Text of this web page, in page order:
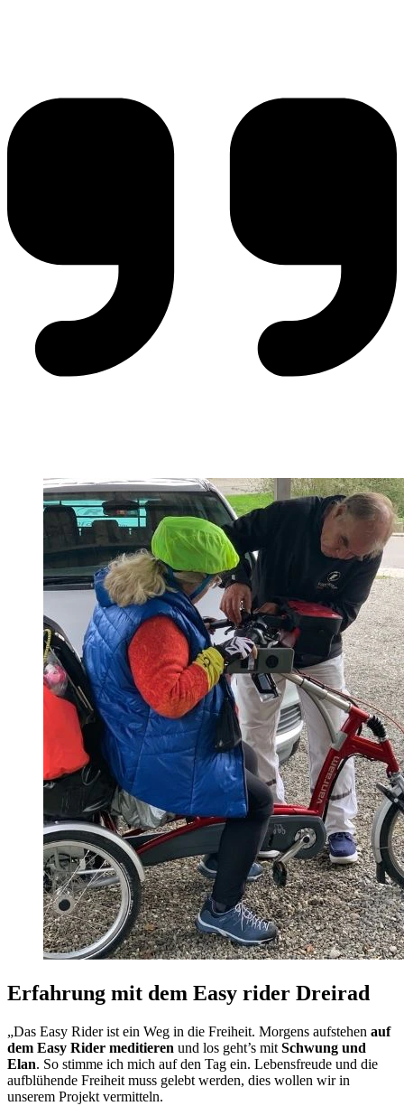
Erfahrung mit dem Easy rider Dreirad
„Das Easy Rider ist ein Weg in die Freiheit. Morgens aufstehen auf
dem Easy Rider meditieren und los geht’s mit Schwung und
Elan. So stimme ich mich auf den Tag ein. Lebensfreude und die
aufblühende Freiheit muss gelebt werden, dies wollen wir in
unserem Projekt vermitteln.